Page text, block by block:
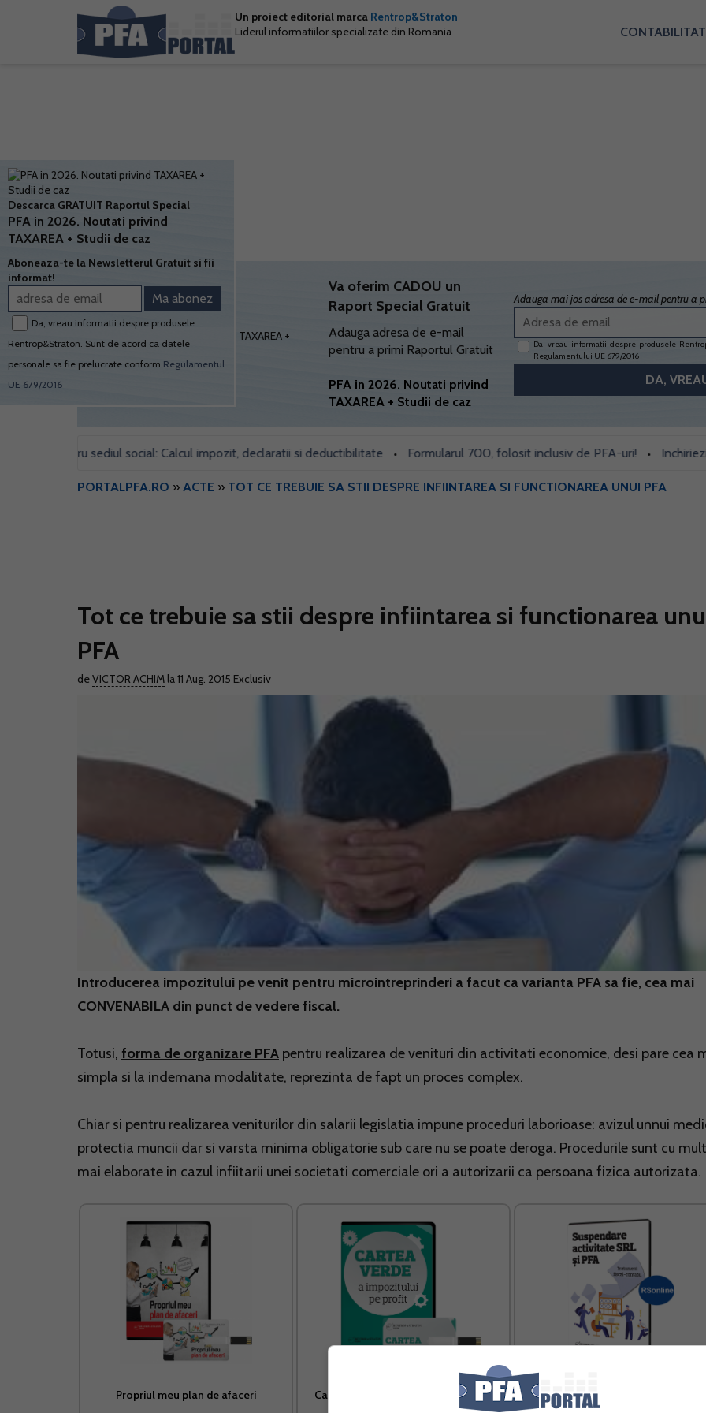
Un proiect editorial marca Rentrop&Straton
Liderul informatiilor specializate din Romania
Va oferim CADOU un
Raport Special Gratuit
Adauga adresa de e-mail
pentru a primi Raportul Gratuit
PFA in 2026. Noutati privind
TAXAREA + Studii de caz
Adauga mai jos adresa de e-mail pentru a
Da, vreau informatii despre produsele
Regulamentului UE 679/2016
pentru sediul social: Calcul impozit, declaratii si deductibilitate • Formularul 700, folosit inclusiv de PFA-uri! • Inchiriezi prin
PORTALPFA.RO » ACTE » TOT CE TREBUIE SA STII DESPRE INFIINTAREA SI FUNCTIONAREA UNUI PFA
Tot ce trebuie sa stii despre infiintarea si functionarea
PFA
deVICTOR ACHIM la 11 Aug. 2015 Exclusiv
Introducerea impozitului pe venit pentru microintreprinderi a facut ca varianta PFA sa fie, cea mai
CONVENABILA din punct de vedere fiscal.
Totusi, forma de organizare PFA pentru realizarea de venituri din activitati economice, desi pare cea
simpla si la indemana modalitate, reprezinta de fapt un proces complex.
Chiar si pentru realizarea veniturilor din salarii legislatia impune proceduri laborioase: avizul unnui
protectia muncii dar si varsta minima obligatorie sub care nu se poate deroga. Procedurile sunt cu mult
mai elaborate in cazul infiitarii unei societati comerciale ori a autorizarii ca persoana fizica autorizata.
Propriul meu plan de afaceri Cartea Verde a impozitului pe profit
Suspendare activitate SRL si PFA
Tratament fiscal-contabil
Descarca GRATUIT Raportul Special
PFA in 2026. Noutati privind
TAXAREA + Studii de caz
Aboneaza-te la Newsletterul Gratuit si fii
informat!
Da, vreau informatii despre produsele
Rentrop&Straton. Sunt de acord ca datele
personale sa fie prelucrate conform Regulamentul
UE 679/2016